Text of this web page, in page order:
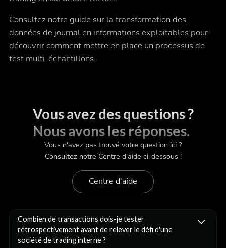
Consultez notre guide sur la transformation des
données de journal en informations exploitables pour
découvrir comment mettre en place un processus de
test multi-échantillons.
Vous avez des questions ?
Nous avons les réponses.
Vous n'avez pas trouvé votre question ici ?
Consultez notre Centre d'aide ci-dessous !
Centre d'aide
Combien de transactions dois-je tester
rétrospectivement avant de relever le défi d'une
société de trading interne ?